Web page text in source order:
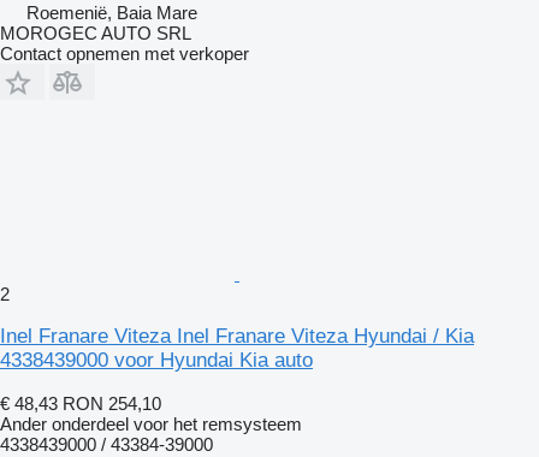
Roemenië, Baia Mare
MOROGEC AUTO SRL
Contact opnemen met verkoper
2
Inel Franare Viteza Inel Franare Viteza Hyundai / Kia
4338439000 voor Hyundai Kia auto
€ 48,43 RON 254,10
Ander onderdeel voor het remsysteem
4338439000 / 43384-39000